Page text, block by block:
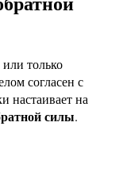
только
согласен с
настаивает на
силы.